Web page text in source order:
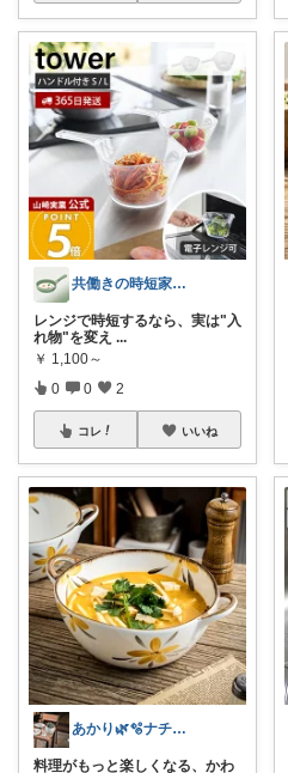
共働きの時短家事ROOM
レンジで時短するなら、実は"入
れ物"を変え ...
￥ 1,100～
0 0 2
コレ いいね
あかり🌿🫧ナチュラル雑貨が好き
料理がもっと楽しくなる、かわ